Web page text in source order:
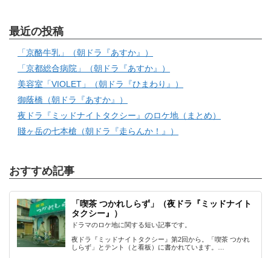
最近の投稿
「京酪牛乳」（朝ドラ『あすか』）
「京都総合病院」（朝ドラ『あすか』）
美容室「VIOLET」（朝ドラ『ひまわり』）
御蔭橋（朝ドラ『あすか』）
夜ドラ『ミッドナイトタクシー』のロケ地（まとめ）
賤ヶ岳の七本槍（朝ドラ『走らんか！』）
おすすめ記事
「喫茶 つかれしらず」（夜ドラ『ミッドナイト
タクシー』）
ドラマのロケ地に関する短い記事です。
夜ドラ『ミッドナイトタクシー』第2回から。「喫茶 つかれ
しらず」とテント（と看板）に書かれています。…